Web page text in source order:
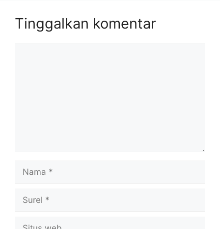
Tinggalkan komentar
Nama
Surel
Situs